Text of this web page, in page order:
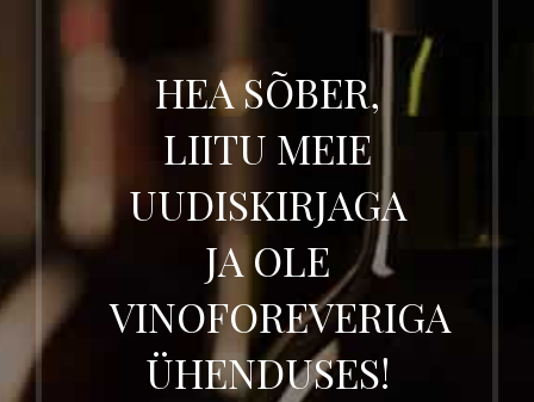
HEA SÕBER,
LIITU MEIE
UUDISKIRJAGA
JA OLE
VINOFOREVERIGA
ÜHENDUSES!